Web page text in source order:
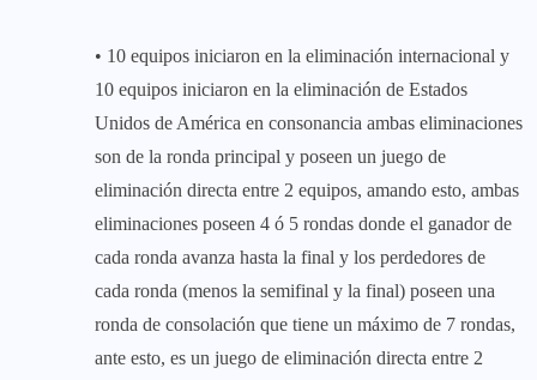
• 10 equipos iniciaron en la eliminación internacional y
10 equipos iniciaron en la eliminación de Estados
Unidos de América en consonancia ambas eliminaciones
son de la ronda principal y poseen un juego de
eliminación directa entre 2 equipos, amando esto, ambas
eliminaciones poseen 4 ó 5 rondas donde el ganador de
cada ronda avanza hasta la final y los perdedores de
cada ronda (menos la semifinal y la final) poseen una
ronda de consolación que tiene un máximo de 7 rondas,
ante esto, es un juego de eliminación directa entre 2